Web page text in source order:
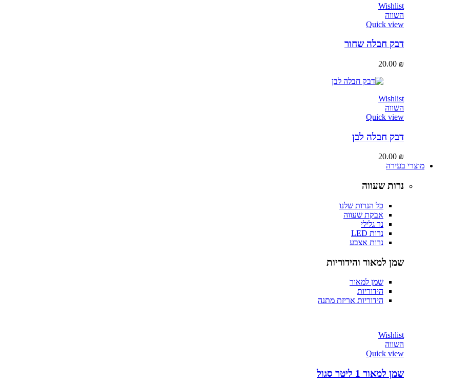
Wishlist
השווה
Quick view
דבק חבלה שחור
20.00 ₪
Wishlist
השווה
Quick view
דבק חבלה לבן
20.00 ₪
מוצרי בעירה
נרות שעווה
כל הנרות שלנו
אבקת שעווה
נר גלילי
נרות LED
נרות אצבע
שמן למאור והידוריות
שמן למאור
הידוריות
הידוריות אריזת מתנה
Wishlist
השווה
Quick view
שמן למאור 1 ליטר סגול